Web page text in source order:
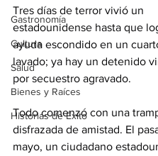
Gastronomía
Cultura
Salud
Bienes y Raíces
Historias de Éxito
Tres días de terror vivió un
estadounidense hasta que
ayuda escondido en un
lavado; ya hay un detenido
por secuestro agravado.
Todo comenzó con una
disfrazada de amistad. El
mayo, un ciudadano